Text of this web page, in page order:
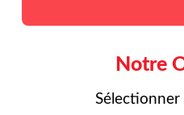
Notre
Sélectionner